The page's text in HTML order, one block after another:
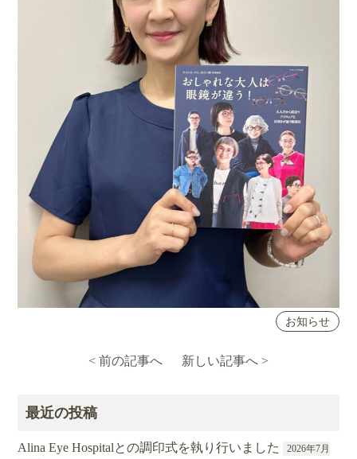
お知らせ
< 前の記事へ 新しい記事へ >
最近の投稿
Alina Eye Hospitalとの調印式を執り行いました
2026年7月